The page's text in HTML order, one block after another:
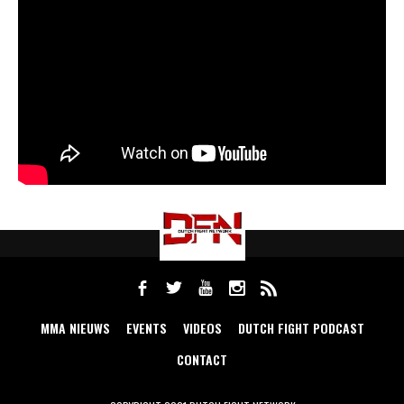
MMA NIEUWS EVENTS VIDEOS
DUTCH FIGHT PODCAST
CONTACT